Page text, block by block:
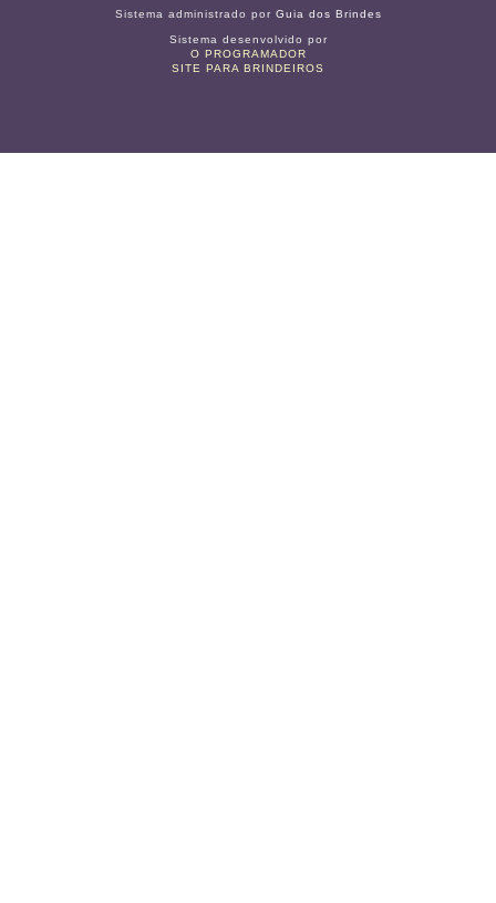
Sistema administrado por Guia dos Brindes
Sistema desenvolvido por
O PROGRAMADOR
SITE PARA BRINDEIROS